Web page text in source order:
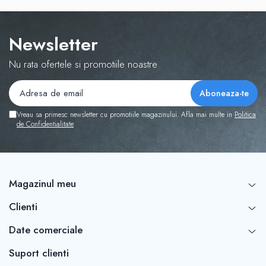
Newsletter
Nu rata ofertele si promotiile noastre
Vreau sa primesc newsletter cu promotiile magazinului. Afla mai multe in Politica
de Confidentialitate
Magazinul meu
Clienti
Date comerciale
Suport clienti